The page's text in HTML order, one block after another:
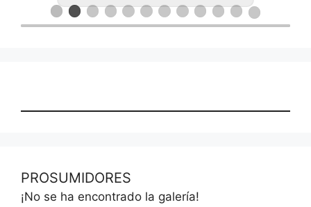
PROSUMIDORES
¡No se ha encontrado la galería!